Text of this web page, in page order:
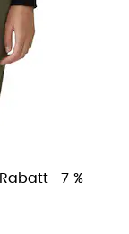
Rabatt- 7 %